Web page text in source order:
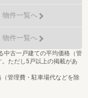
物件一覧へ
物件一覧へ
中古一戸建ての平均価格（管
ただし5戸以上の掲載があ
管理費・駐車場代などを除